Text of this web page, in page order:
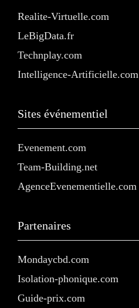
Realite-Virtuelle.com
LeBigData.fr
Technplay.com
Intelligence-Artificielle.com
Sites événementiel
Evenement.com
Team-Building.net
AgenceEvenementielle.com
Partenaires
Mondaycbd.com
Isolation-phonique.com
Guide-prix.com